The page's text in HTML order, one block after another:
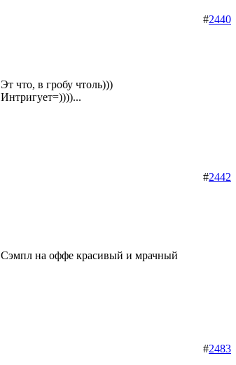
#2440
Эт что, в гробу чтоль)))
Интригует=))))...
#2442
Сэмпл на оффе красивый и мрачный
#2483